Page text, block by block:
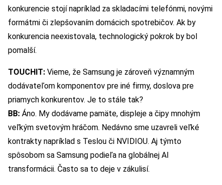
konkurencie stojí napríklad za skladacími telefónmi, novými
formátmi či zlepšovaním domácich spotrebičov. Ak by
konkurencia neexistovala, technologický pokrok by bol
pomalší.
TOUCHIT: Vieme, že Samsung je zároveň významným
dodávateľom komponentov pre iné firmy, doslova pre
priamych konkurentov. Je to stále tak?
BB: Áno. My dodávame pamäte, displeje a čipy mnohým
veľkým svetovým hráčom. Nedávno sme uzavreli veľké
kontrakty napríklad s Teslou či NVIDIOU. Aj týmto
spôsobom sa Samsung podieľa na globálnej AI
transformácii. Často sa to deje v zákulisí.